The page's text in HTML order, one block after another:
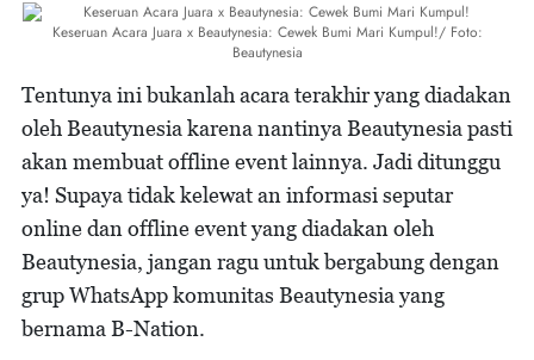
Keseruan Acara Juara x Beautynesia: Cewek Bumi Mari Kumpul!/ Foto:
Beautynesia
Tentunya ini bukanlah acara terakhir yang diadakan
oleh Beautynesia karena nantinya Beautynesia pasti
akan membuat offline event lainnya. Jadi ditunggu
ya! Supaya tidak kelewat an informasi seputar
online dan offline event yang diadakan oleh
Beautynesia, jangan ragu untuk bergabung dengan
grup WhatsApp komunitas Beautynesia yang
bernama B-Nation.